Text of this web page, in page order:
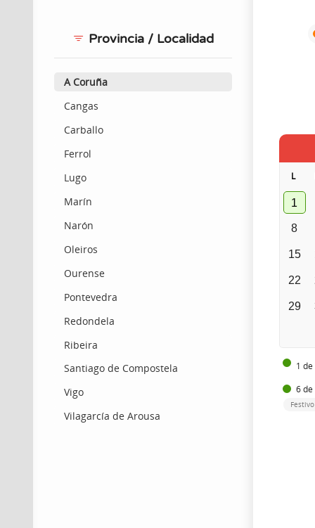
L
1
8
15
22
29
1
6 de
Provincia / Localidad
A Coruña
Cangas
Carballo
Ferrol
Lugo
Marín
Narón
Oleiros
Ourense
Pontevedra
Redondela
Ribeira
Santiago de Compostela
Vigo
Vilagarcía de Arousa